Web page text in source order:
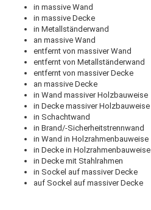
in massive Wand
in massive Decke
in Metallständerwand
an massive Wand
entfernt von massiver Wand
entfernt von Metallständerwand
entfernt von massiver Decke
an massive Decke
in Wand massiver Holzbauweise
in Decke massiver Holzbauweise
in Schachtwand
in Brand/-Sicherheitstrennwand
in Wand in Holzrahmenbauweise
in Decke in Holzrahmenbauweise
in Decke mit Stahlrahmen
in Sockel auf massiver Decke
auf Sockel auf massiver Decke